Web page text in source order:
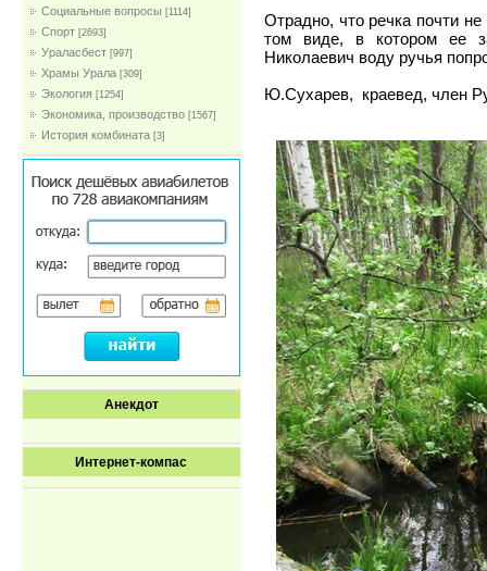
Социальные вопросы [1114]
Спорт [2693]
Ураласбест [997]
Храмы Урала [309]
Экология [1254]
Экономика, производство [1567]
История комбината [3]
Анекдот
Интернет-компас
Отрадно, что речка почти
том виде, в котором ее
Николаевич воду ручья
Ю.Сухарев, краевед, член